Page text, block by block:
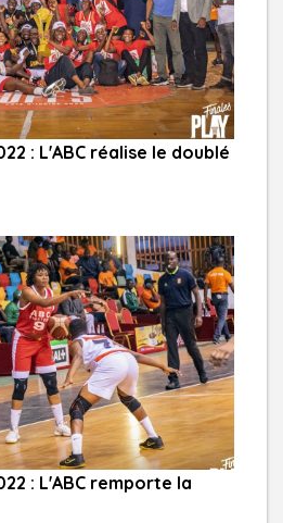
: L'ABC réalise le doublé
: L'ABC remporte la